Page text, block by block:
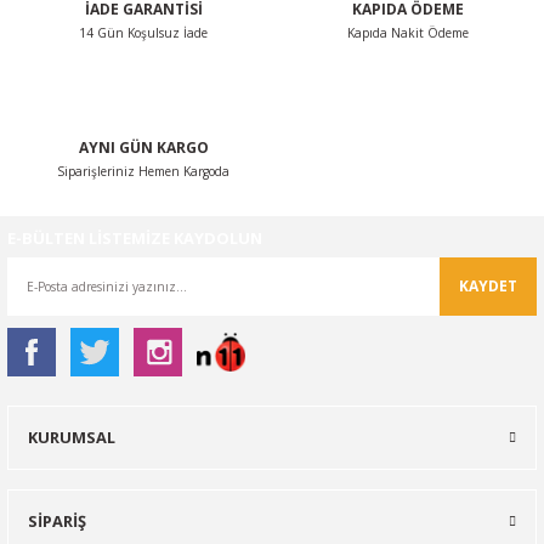
İADE GARANTİSİ
14 Gün Koşulsuz İade
KAPIDA ÖDEME
Kapıda Nakit Ödeme
AYNI GÜN KARGO
Siparişleriniz Hemen Kargoda
KAYDET
KURUMSAL
SİPARİŞ